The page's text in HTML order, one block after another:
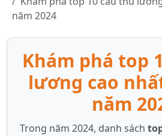
năm 2024
Khám phá top
lương cao
năm
Trong năm 2024, danh sách